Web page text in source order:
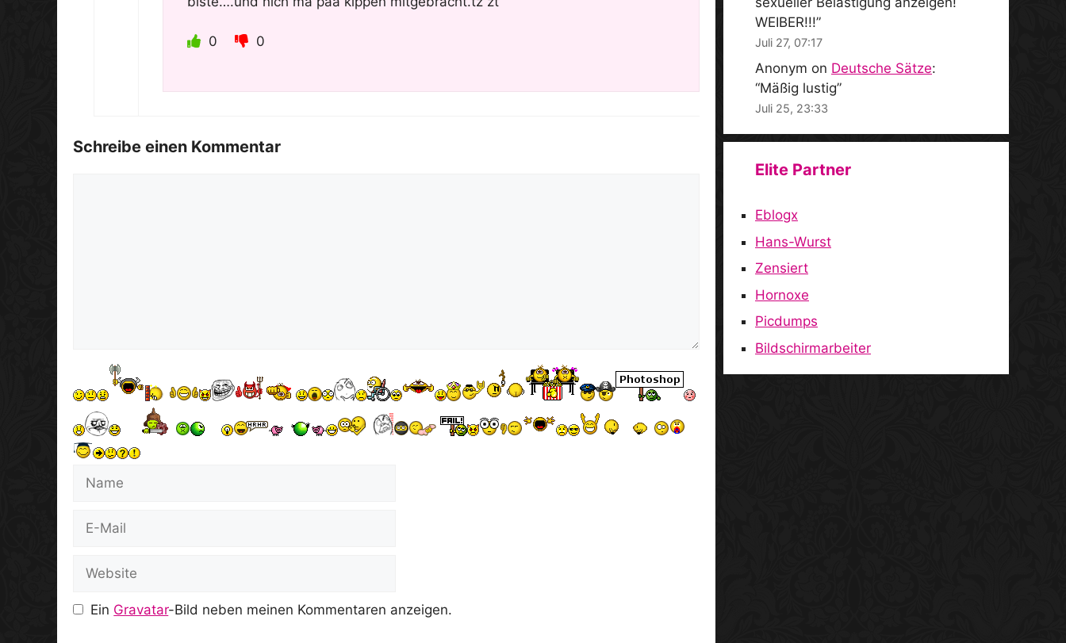
0 0
Schreibe einen Kommentar
Mail
Ein Gravatar-Bild neben meinen Kommentaren anzeigen.
WEIBER!!!”
Juli 27, 07:17
Anonym on Deutsche Sätze:
“Mäßig lustig”
Juli 25, 23:33
Elite Partner
Eblogx
Hans-Wurst
Zensiert
Hornoxe
Picdumps
Bildschirmarbeiter